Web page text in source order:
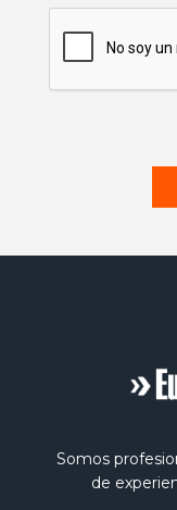
Somos
de